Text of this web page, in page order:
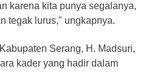
karena kita punya segalanya,
tegak lurus," ungkapnya.
Serang, H. Madsuri,
kader yang hadir dalam